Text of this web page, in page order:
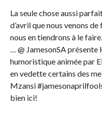
La seule chose aussi
d’avril que nous venons
nous en tiendrons à le
… @ JamesonSA
humoristique animée par
en vedette certains des
Mzansi
bien ici!